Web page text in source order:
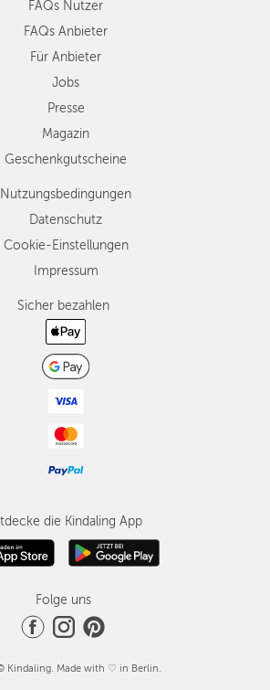
FAQs Nutzer
FAQs Anbieter
Für Anbieter
Jobs
Presse
Magazin
Geschenkgutscheine
Nutzungsbedingungen
Datenschutz
Cookie-Einstellungen
Impressum
Sicher bezahlen
die Kindaling App
Folge uns
Kindaling. Made with ♡ in Berlin.